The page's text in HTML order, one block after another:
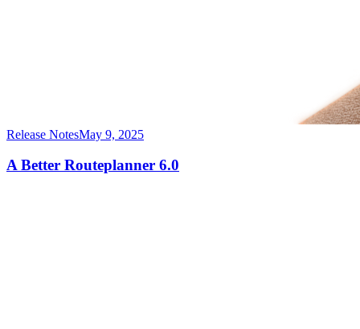
Release NotesMay 9, 2025
A Better Routeplanner 6.0